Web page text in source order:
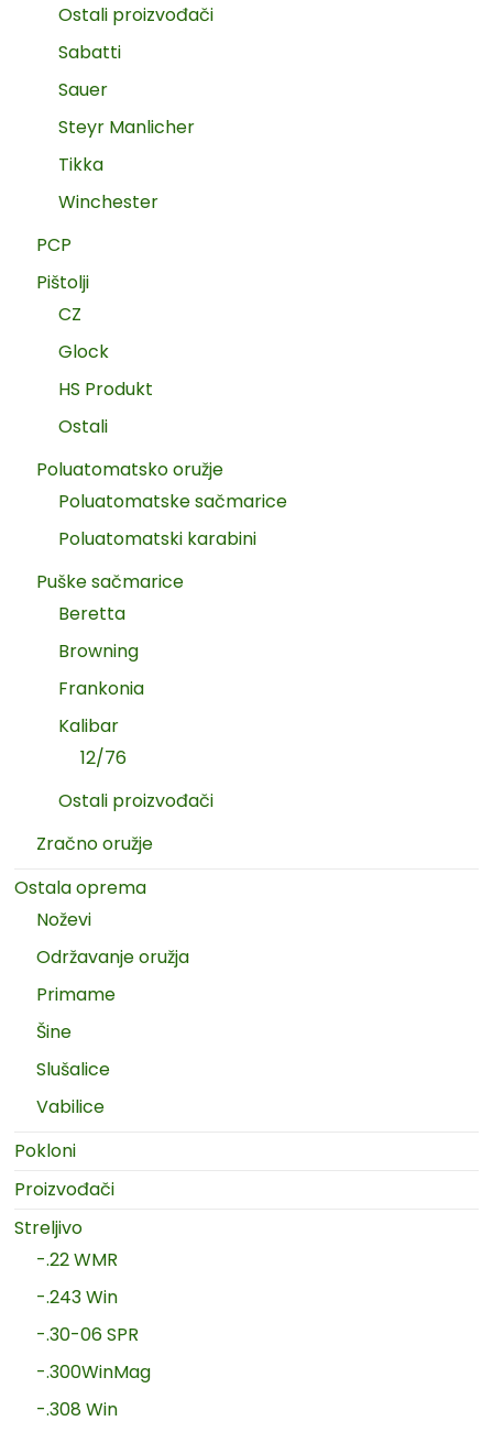
Ostali proizvođači
Sabatti
Sauer
Steyr Manlicher
Tikka
Winchester
PCP
Pištolji
CZ
Glock
HS Produkt
Ostali
Poluatomatsko oružje
Poluatomatske sačmarice
Poluatomatski karabini
Puške sačmarice
Beretta
Browning
Frankonia
Kalibar
12/76
Ostali proizvođači
Zračno oružje
Ostala oprema
Noževi
Održavanje oružja
Primame
Šine
Slušalice
Vabilice
Pokloni
Proizvođači
Streljivo
-.22 WMR
-.243 Win
-.30-06 SPR
-.300WinMag
-.308 Win